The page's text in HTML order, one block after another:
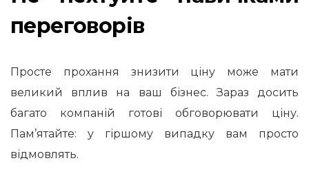
переговорів
Просте прохання знизити ціну може мати
великий вплив на ваш бізнес. Зараз досить
багато компаній готові обговорювати ціну.
Пам’ятайте: у гіршому випадку вам просто
відмовлять.